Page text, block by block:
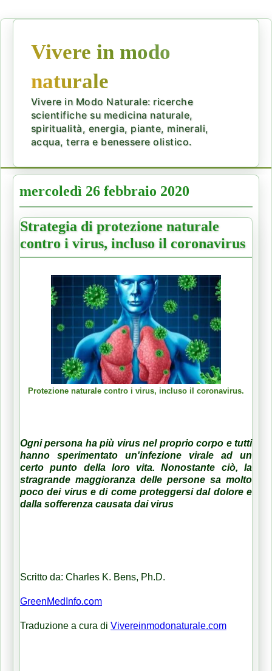
Vivere in modo
naturale
Vivere in Modo Naturale: ricerche
scientifiche su medicina naturale,
spiritualità, energia, piante, minerali,
acqua, terra e benessere olistico.
mercoledì 26 febbraio 2020
Strategia di protezione naturale
contro i virus, incluso il coronavirus
Protezione naturale contro i virus, incluso il coronavirus.
Ogni persona ha più virus nel proprio corpo e tutti
hanno sperimentato un'infezione virale ad un
certo punto della loro vita.Nonostante ciò, la
stragrande maggioranza delle persone sa molto
poco dei virus e di come proteggersi dal dolore e
dalla sofferenza causata dai virus
Scritto da: Charles K. Bens, Ph.D.
GreenMedInfo.com
Traduzione a cura di Vivereinmodonaturale.com